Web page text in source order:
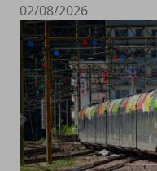
02/08/2026